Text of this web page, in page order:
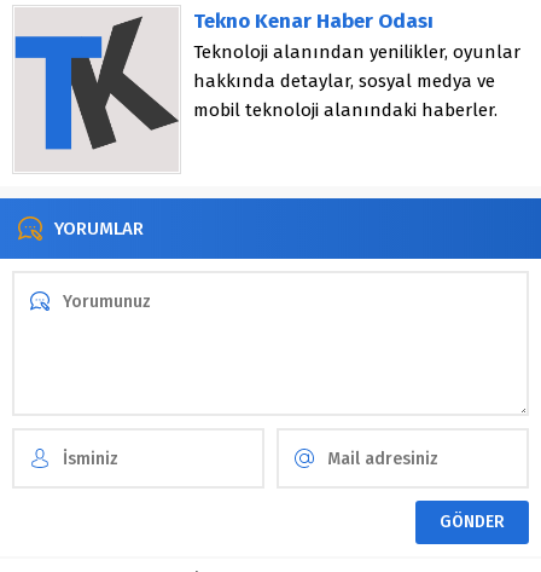
Tekno Kenar Haber Odası
Teknoloji alanından yenilikler, oyunlar
hakkında detaylar, sosyal medya ve
mobil teknoloji alanındaki haberler.
YORUMLAR